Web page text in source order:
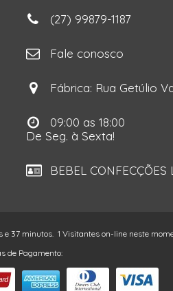
(27) 99879-1187
Fale conosco
Fábrica: Rua Getúlio
09:00 as 18:00
De Seg. à Sexta!
BEBEL
e 37 minutos. 1 Visitantes on-line neste
de Pagamento: